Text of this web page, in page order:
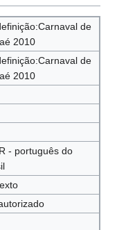
de
2010
de
2010
- português do